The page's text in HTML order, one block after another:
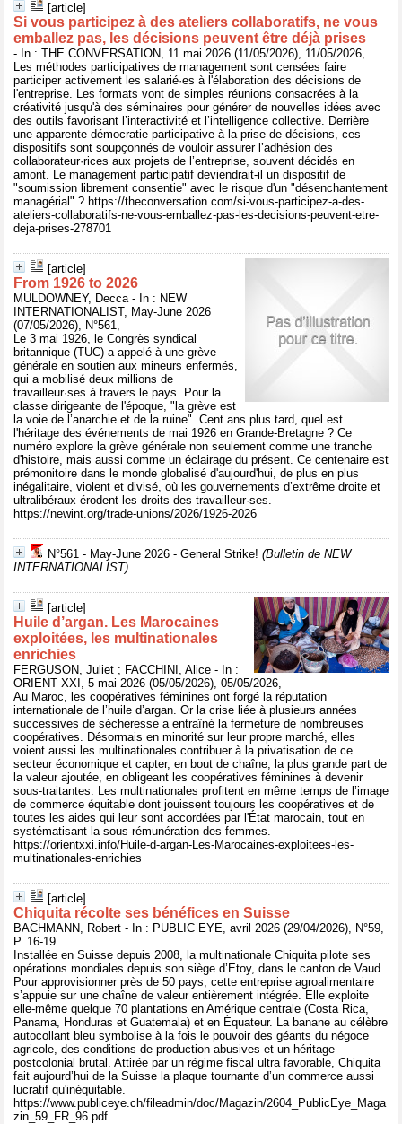
[article]
Si vous participez à des ateliers collaboratifs, ne vous
emballez pas, les décisions peuvent être déjà prises
- In : THE CONVERSATION, 11 mai 2026 (11/05/2026), 11/05/2026,
Les méthodes participatives de management sont censées faire
participer activement les salarié·es à l'élaboration des décisions de
l'entreprise. Les formats vont de simples réunions consacrées à la
créativité jusqu'à des séminaires pour générer de nouvelles idées avec
des outils favorisant l’interactivité et l’intelligence collective. Derrière
une apparente démocratie participative à la prise de décisions, ces
dispositifs sont soupçonnés de vouloir assurer l’adhésion des
collaborateur·rices aux projets de l’entreprise, souvent décidés en
amont. Le management participatif deviendrait-il un dispositif de
"soumission librement consentie" avec le risque d'un "désenchantement
managérial" ? https://theconversation.com/si-vous-participez-a-des-
ateliers-collaboratifs-ne-vous-emballez-pas-les-decisions-peuvent-etre-
deja-prises-278701
[article]
From 1926 to 2026
MULDOWNEY, Decca - In : NEW
INTERNATIONALIST, May-June 2026
(07/05/2026), N°561,
Le 3 mai 1926, le Congrès syndical
britannique (TUC) a appelé à une grève
générale en soutien aux mineurs enfermés,
qui a mobilisé deux millions de
travailleur·ses à travers le pays. Pour la
classe dirigeante de l'époque, "la grève est
la voie de l’anarchie et de la ruine". Cent ans plus tard, quel est
l'héritage des événements de mai 1926 en Grande-Bretagne ? Ce
numéro explore la grève générale non seulement comme une tranche
d'histoire, mais aussi comme un éclairage du présent. Ce centenaire est
prémonitoire dans le monde globalisé d'aujourd'hui, de plus en plus
inégalitaire, violent et divisé, où les gouvernements d’extrême droite et
ultralibéraux érodent les droits des travailleur·ses.
https://newint.org/trade-unions/2026/1926-2026
N°561 - May-June 2026 - General Strike! (Bulletin de NEW
INTERNATIONALIST)
[article]
Huile d’argan. Les Marocaines
exploitées, les multinationales
enrichies
FERGUSON, Juliet ; FACCHINI, Alice - In :
ORIENT XXI, 5 mai 2026 (05/05/2026), 05/05/2026,
Au Maroc, les coopératives féminines ont forgé la réputation
internationale de l’huile d’argan. Or la crise liée à plusieurs années
successives de sécheresse a entraîné la fermeture de nombreuses
coopératives. Désormais en minorité sur leur propre marché, elles
voient aussi les multinationales contribuer à la privatisation de ce
secteur économique et capter, en bout de chaîne, la plus grande part de
la valeur ajoutée, en obligeant les coopératives féminines à devenir
sous-traitantes. Les multinationales profitent en même temps de l’image
de commerce équitable dont jouissent toujours les coopératives et de
toutes les aides qui leur sont accordées par l'État marocain, tout en
systématisant la sous-rémunération des femmes.
https://orientxxi.info/Huile-d-argan-Les-Marocaines-exploitees-les-
multinationales-enrichies
[article]
Chiquita récolte ses bénéfices en Suisse
BACHMANN, Robert - In : PUBLIC EYE, avril 2026 (29/04/2026), N°59,
P. 16-19
Installée en Suisse depuis 2008, la multinationale Chiquita pilote ses
opérations mondiales depuis son siège d’Etoy, dans le canton de Vaud.
Pour approvisionner près de 50 pays, cette entreprise agroalimentaire
s’appuie sur une chaîne de valeur entièrement intégrée. Elle exploite
elle-même quelque 70 plantations en Amérique centrale (Costa Rica,
Panama, Honduras et Guatemala) et en Équateur. La banane au célèbre
autocollant bleu symbolise à la fois le pouvoir des géants du négoce
agricole, des conditions de production abusives et un héritage
postcolonial brutal. Attirée par un régime fiscal ultra favorable, Chiquita
fait aujourd’hui de la Suisse la plaque tournante d’un commerce aussi
lucratif qu'inéquitable.
https://www.publiceye.ch/fileadmin/doc/Magazin/2604_PublicEye_Maga
zin_59_FR_96.pdf